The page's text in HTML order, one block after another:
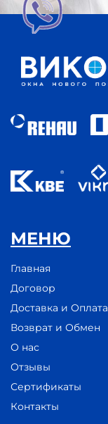
МЕНЮ
Главная
Договор
Доставка и Оплата
Возврат и Обмен
О нас
Отзывы
Сертификаты
Контакты